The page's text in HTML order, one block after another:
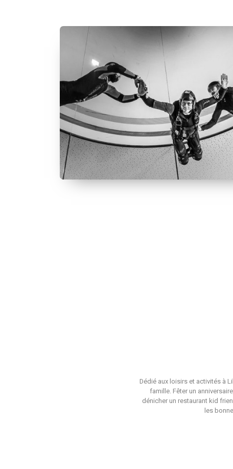
Dédié aux loisirs et activités à
famille. Fêter un
dénicher un restaurant kid
les